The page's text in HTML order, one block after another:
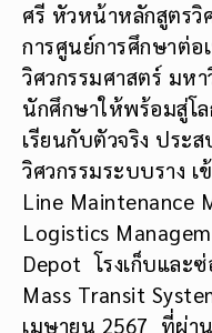
ศรี หัวหน้าหลักสูตรวิ
การศูนย์การศึกษาต่อ
วิศวกรรมศาสตร์ ม
นักศึกษาให้พร้อมสู่โ
เรียนกับตัวจริง ประ
วิศวกรรมระบบราง เ
Line Maintenance
Logistics
Depot โรงเก็บและ
Mass Transit
เมษายน 2567 ที่ผ่า